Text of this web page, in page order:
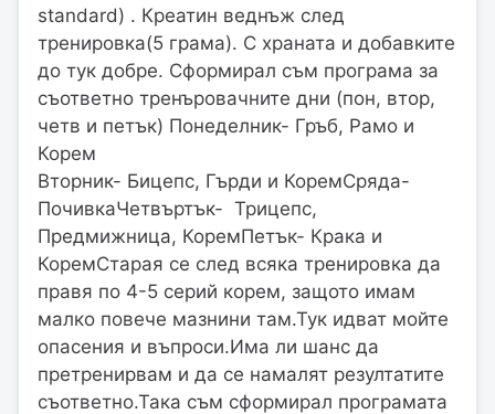
standard) . Креатин веднъж след
тренировка(5 грама). С храната и добавките
до тук добре. Сформирал съм програма за
съответно тренъровачните дни (пон, втор,
четв и петък) Понеделник- Гръб, Рамо и
Корем
Вторник- Бицепс, Гърди и КоремСряда-
ПочивкаЧетвъртък- Трицепс,
Предмижница, КоремПетък- Крака и
КоремСтарая се след всяка тренировка да
правя по 4-5 серий корем, защото имам
малко повече мазнини там.Тук идват мойте
опасения и въпроси.Има ли шанс да
претренирвам и да се намалят резултатите
съответно.Така съм сформирал програмата